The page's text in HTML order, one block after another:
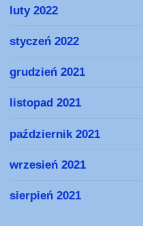
luty 2022
styczeń 2022
grudzień 2021
listopad 2021
październik 2021
wrzesień 2021
sierpień 2021